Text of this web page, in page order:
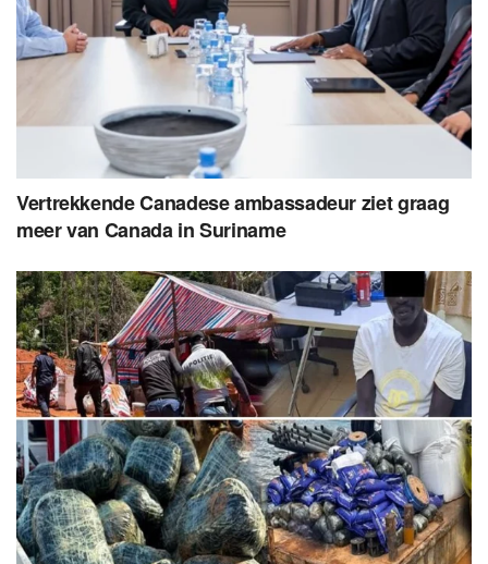
Vertrekkende Canadese ambassadeur ziet graag
meer van Canada in Suriname